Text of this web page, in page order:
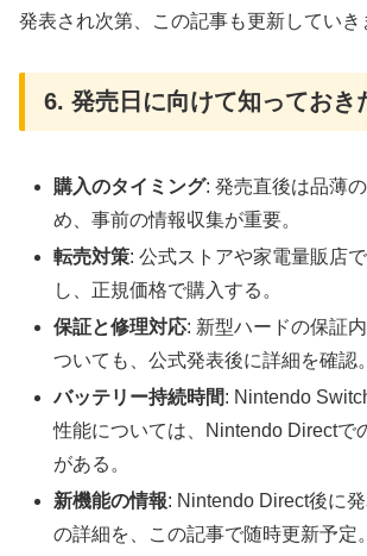
発表され次第、この記事も更新していき
6. 発売日に向けて知っておき
購入のタイミング: 発売直後は品薄
め、事前の情報収集が重要。
転売対策: 公式ストアや家電量販店
し、正規価格で購入する。
保証と修理対応: 新型ハードの保証
ついても、公式発表後に詳細を確認。
バッテリー持続時間: Nintendo
性能については、Nintendo Directで
がある。
新機能の情報: Nintendo Direct後に
の詳細を、この記事で随時更新予定